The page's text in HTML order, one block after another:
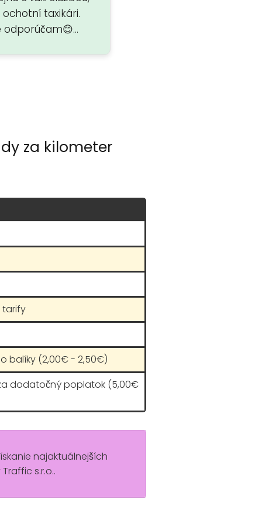
taxikári.
odporúčam😊…
za kilometer
tarify
balíky (2,00€ - 2,50€)
dodatočný poplatok (5,00€
najaktuálnejších
s.r.o..